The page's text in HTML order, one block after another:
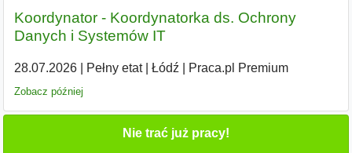
Koordynator - Koordynatorka ds. Ochrony
Danych i Systemów IT
28.07.2026| Pełny etat| Łódź| Praca.pl Premium
Zobacz później
Nie trać już pracy!